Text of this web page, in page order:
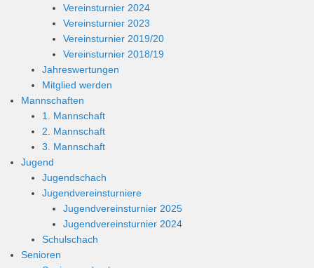
Vereinsturnier 2024
Vereinsturnier 2023
Vereinsturnier 2019/20
Vereinsturnier 2018/19
Jahreswertungen
Mitglied werden
Mannschaften
1. Mannschaft
2. Mannschaft
3. Mannschaft
Jugend
Jugendschach
Jugendvereinsturniere
Jugendvereinsturnier 2025
Jugendvereinsturnier 2024
Schulschach
Senioren